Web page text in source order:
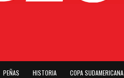
PEÑAS HISTORIA COPA SUDAMERICANA